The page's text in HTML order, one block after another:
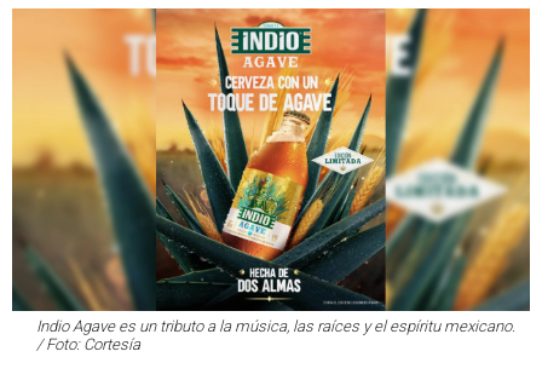
Indio Agave es un tributo a la música, las raíces y el espíritu mexicano.
/ Foto: Cortesía